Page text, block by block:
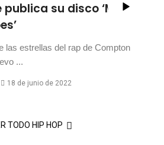
su disco ‘More
las estrellas del rap de Compton
...
18 de junio de 2022
TODO HIP HOP